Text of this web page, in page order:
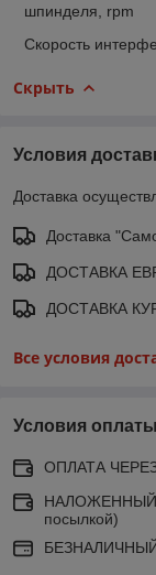
шпинделя, rpm
Скорость
Скрыть
Условия
Доставка
Доставка
ДОСТАВКА
ДОСТАВКА
Все условия
Условия оплаты
ОПЛАТА
НАЛОЖЕННЫЙ
посылкой)